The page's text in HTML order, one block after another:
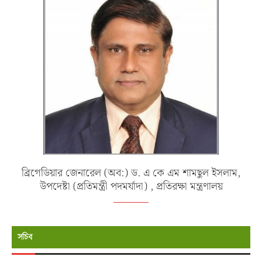
ব্রিগেডিয়ার জেনারেল (অব:) ড. এ কে এম শামছুল ইসলাম,
উপদেষ্টা (প্রতিমন্ত্রী পদমর্যাদা) , প্রতিরক্ষা মন্ত্রণালয়
সচিব